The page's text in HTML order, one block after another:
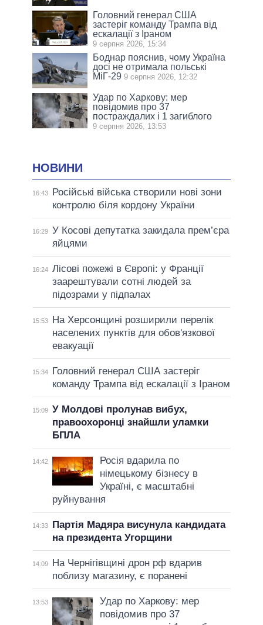
Головний генерал США
застеріг команду Трампа від
ескалації з Іраном
9 серпня 2026, 15:34
Боднар пояснив, чому Україна
досі не отримала польські
МіГ-29 9 серпня 2026, 12:32
Удар по Харкову: мер
повідомив про 37
постраждалих і 1 загиблого
9 серпня 2026, 13:53
НОВИНИ
16:43
Російські війська створили нові зони
контролю біля кордону України
16:29 У Косові депутатка закидала прем’єра
яйцями
16:24 Лісові пожежі в Європі: у Франції
заарештували сотні людей за
підозрами у підпалах
15:53
На Херсонщині розширили перелік
населених пунктів для обов'язкової
евакуації
15:34
Головний генерал США застеріг
команду Трампа від ескалації з Іраном
15:09 У Молдові пролунав вибух,
правоохоронці знайшли уламки
БПЛА
14:42
Росія вдарила по
німецькому бізнесу в
Україні, є масштабні
руйнування
14:33
Партія Мадяра висунула кандидата
на президента Угорщини
14:09
На Чернігівщині дрон рф вдарив
поблизу магазину, є поранені
13:53
Удар по Харкову: мер
повідомив про 37